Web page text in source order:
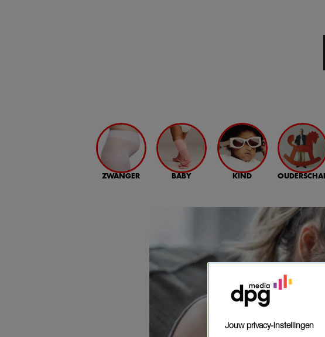
ZWANGER BABY KIND
Jouw privacy-instellingen